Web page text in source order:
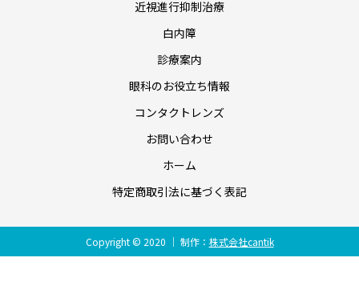
近視進行抑制治療
白内障
診療案内
眼科のお役立ち情報
コンタクトレンズ
お問い合わせ
ホーム
特定商取引法に基づく表記
Copyright © 2020 ｜ 制作： 株式会社cantik